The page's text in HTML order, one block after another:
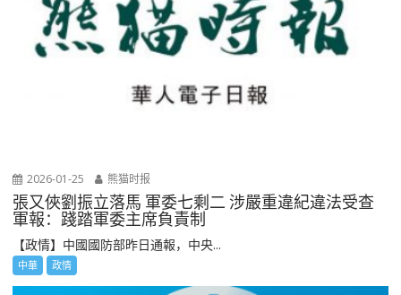
2026-01-25 熊猫时报
張又俠劉振立落馬 軍委七剩二 涉嚴重違紀違法受查
軍報：踐踏軍委主席負責制
【政情】中國國防部昨日通報，中央...
中華 政情